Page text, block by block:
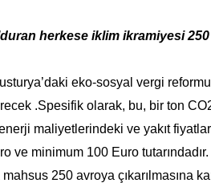
herkese iklim ikramiyesi
eko-sosyal vergi
.Spesifik olarak, bu, bir ton
maliyetlerindeki ve yakıt
ve minimum 100 Euro
250 avroya çıkarılmasına